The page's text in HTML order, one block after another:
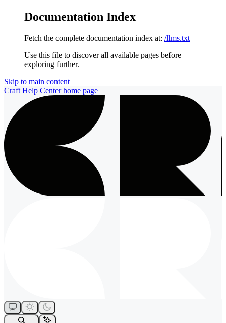
Documentation Index
Fetch the complete documentation index at: /llms.txt
Use this file to discover all available pages before
exploring further.
Skip to main content
Craft Help Centerhome page